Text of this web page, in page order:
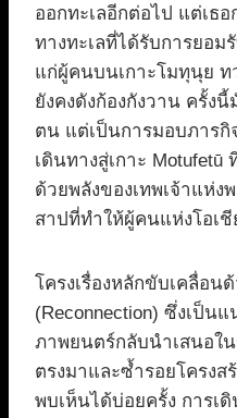
ออกทะเลอีกต่อไป แต่เธอ
ทางทะเลที่ได้รับการยอม
แก่ผู้คนบนเกาะโมทุนุย ท
ยังคงดังก้องกังวาน ครั้ง
ตน แต่เป็นการมอบภาร
เดินทางสู่เกาะ
ด้วยพลังของเทพเจ้าแห่ง
สาปที่ทำให้ผู้คนแห่งโอเ
โครงเรื่องหลักขับเคลื่อน
(Reconnection) ซึ่งเป็น
ภาพยนตร์กลับนำเสนอใ
ตรงมาและซ้ำรอยโครง
พบเห็นได้บ่อยครั้ง การเ